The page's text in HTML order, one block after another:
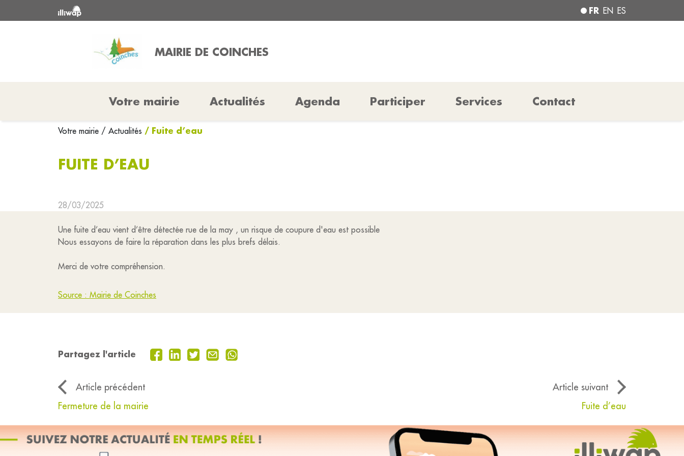
FR EN ES
MAIRIE DE COINCHES
Votre mairie Actualités Agenda Participer Services Contact
Votre mairie / Actualités / Fuite d’eau
FUITE D’EAU
28/03/2025
Une fuite d’eau vient d’être détectée rue de la may , un risque de coupure d'eau est possible
Nous essayons de faire la réparation dans les plus brefs délais.
Merci de votre compréhension.
Source : Mairie de Coinches
Partagez l'article
Article précédent
Article suivant
Fermeture de la mairie
Fuite d’eau